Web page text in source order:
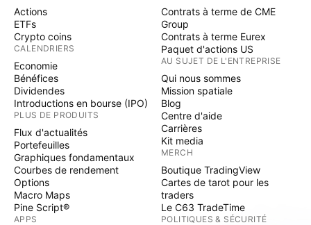
Actions
ETFs
Crypto coins
CALENDRIERS
Economie
Bénéfices
Dividendes
Introductions en bourse (IPO)
PLUS DE PRODUITS
Flux d'actualités
Portefeuilles
Graphiques fondamentaux
Courbes de rendement
Options
Macro Maps
Pine Script®
APPS
Contrats à terme de CME
Group
Contrats à terme Eurex
Paquet d'actions US
AU SUJET DE L'ENTREPRISE
Qui nous sommes
Mission spatiale
Blog
Centre d'aide
Carrières
Kit media
MERCH
Boutique TradingView
Cartes de tarot pour les
traders
Le C63 TradeTime
POLITIQUES & SÉCURITÉ